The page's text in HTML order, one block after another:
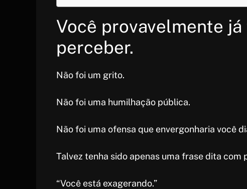
Você provavelmente
perceber.
Não foi um grito.
Não foi uma humilhação pública.
Não foi uma ofensa que envergonharia você
Talvez tenha sido apenas uma frase dita com
“Você está exagerando.”